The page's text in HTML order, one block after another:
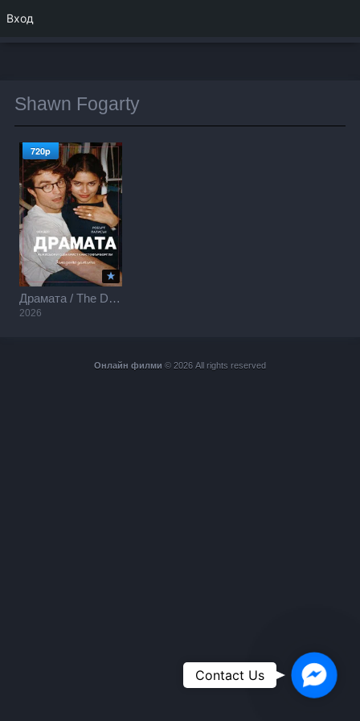
Shawn Fogarty
Драмата / The Drama (2026)
2026
720p
Онлайн филми © 2026 All rights reserved
Вход
Contact Us